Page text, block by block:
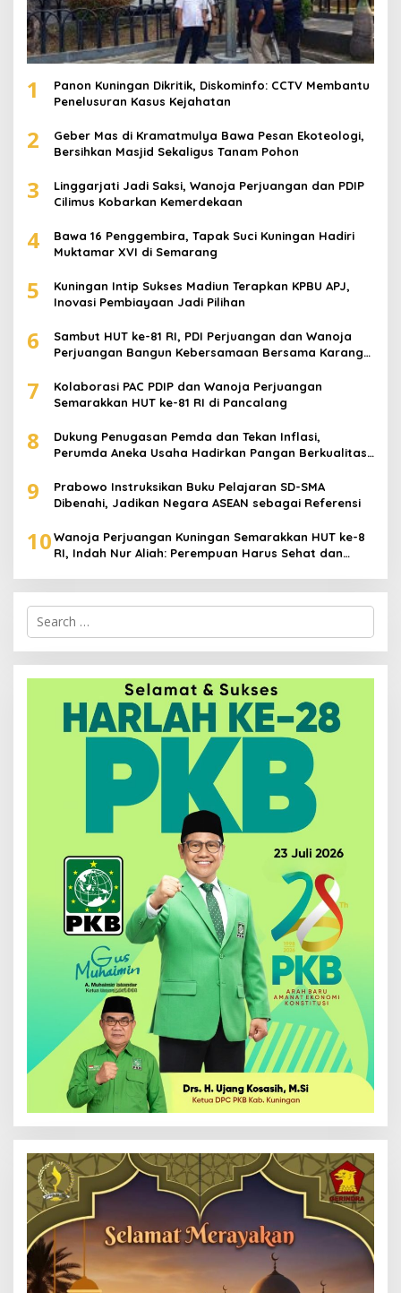
1
Panon Kuningan Dikritik, Diskominfo: CCTV Membantu
Penelusuran Kasus Kejahatan
2
Geber Mas di Kramatmulya Bawa Pesan Ekoteologi,
Bersihkan Masjid Sekaligus Tanam Pohon
3
Linggarjati Jadi Saksi, Wanoja Perjuangan dan PDIP
Cilimus Kobarkan Kemerdekaan
4
Bawa 16 Penggembira, Tapak Suci Kuningan Hadiri
Muktamar XVI di Semarang
5
Kuningan Intip Sukses Madiun Terapkan KPBU APJ,
Inovasi Pembiayaan Jadi Pilihan
6
Sambut HUT ke-81 RI, PDI Perjuangan dan Wanoja
Perjuangan Bangun Kebersamaan Bersama Karang
7
Kolaborasi PAC PDIP dan Wanoja Perjuangan
Semarakkan HUT ke-81 RI di Pancalang
8
Dukung Penugasan Pemda dan Tekan Inflasi,
Perumda Aneka Usaha Hadirkan Pangan Berkualitas
9
Prabowo Instruksikan Buku Pelajaran SD-SMA
Dibenahi, Jadikan Negara ASEAN sebagai Referensi
10Wanoja Perjuangan Kuningan Semarakkan HUT ke-8
RI, Indah Nur Aliah: Perempuan Harus Sehat dan
Search
for: